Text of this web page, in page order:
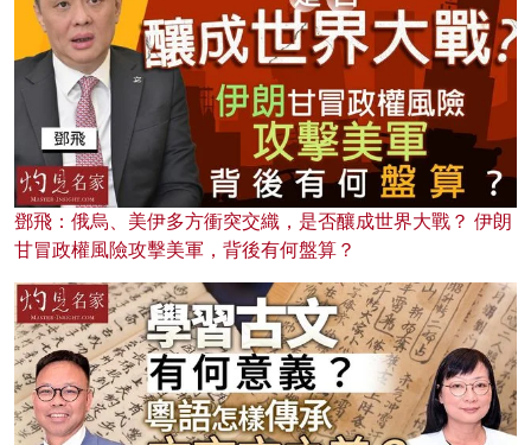
鄧飛：俄烏、美伊多方衝突交織，是否釀成世界大戰？ 伊朗
甘冒政權風險攻擊美軍，背後有何盤算？